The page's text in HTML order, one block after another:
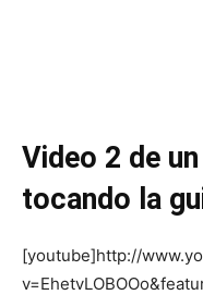
Video 2 de
tocando la
[youtube]http://